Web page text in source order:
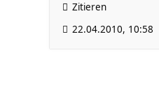
Zitieren
22.04.2010, 10:58